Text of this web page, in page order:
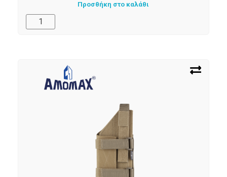
Προσθήκη στο καλάθι